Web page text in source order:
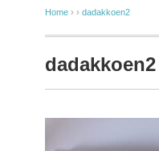
Home › › dadakkoen2
dadakkoen2